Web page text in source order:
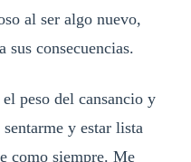
al ser algo nuevo,
sus consecuencias.
peso del cansancio y
y estar lista
como siempre. Me